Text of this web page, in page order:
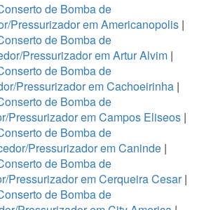
de Bomba de
Pressurizador em Americanopolis |
de Bomba de
Pressurizador em Artur Alvim |
de Bomba de
Pressurizador em Cachoeirinha|
de Bomba de
Pressurizador em Campos Eliseos |
de Bomba de
Pressurizador em Caninde |
de Bomba de
Pressurizador em Cerqueira Cesar|
de Bomba de